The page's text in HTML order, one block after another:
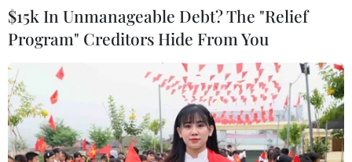
$15k In Unmanageable Debt? The "Relief
Program" Creditors Hide From You